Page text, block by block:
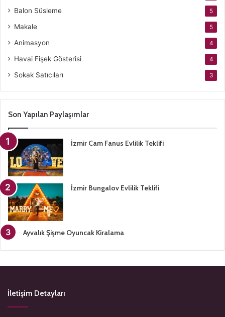
Balon Süsleme 5
Makale 5
Animasyon 4
Havai Fişek Gösterisi 4
Sokak Satıcıları 3
Son Yapılan Paylaşımlar
İzmir Cam Fanus Evlilik Teklifi
İzmir Bungalov Evlilik Teklifi
Ayvalık Şişme Oyuncak Kiralama
İletişim Detayları